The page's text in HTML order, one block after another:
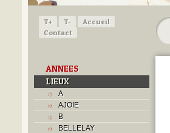
T+ T-
Accueil
Contact
ANNEES
LIEUX
A
AJOIE
B
BELLELAY